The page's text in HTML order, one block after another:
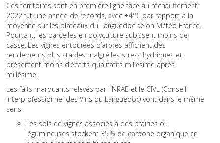
Ces territoires sont en première ligne face au réchauffement :
2022 fut une année de records, avec +4°C par rapport à la
moyenne sur les plateaux du Languedoc selon Météo France.
Pourtant, les parcelles en polyculture subissent moins de
casse. Les vignes entourées d’arbres affichent des
rendements plus stables malgré les stress hydriques et
présentent moins d’écarts qualitatifs millésime après
millésime.
Les faits marquants relevés par l’INRAE et le CIVL (Conseil
Interprofessionnel des Vins du Languedoc) vont dans le même
sens :
Les sols de vignes associés à des prairies ou
légumineuses stockent 35 % de carbone organique en